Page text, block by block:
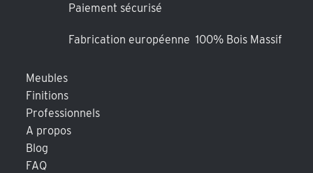
Paiement sécurisé
Fabrication européenne 100% Bois Massif
Meubles
Finitions
Professionnels
A propos
Blog
FAQ